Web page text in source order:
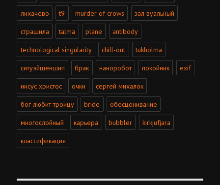
лихачево t9 murder of crows зал вуальный
страшила talma plane antibody
technological singularity chill-out tukholma
ситуэйшеншип брак наноробот покойник exif
иисус христос очки сергей михалок
бог любит троицу bride обесценивание
многослойный карьера bubbler kirkjufjara
классификация